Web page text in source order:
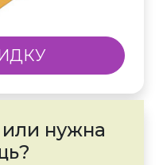
нужна